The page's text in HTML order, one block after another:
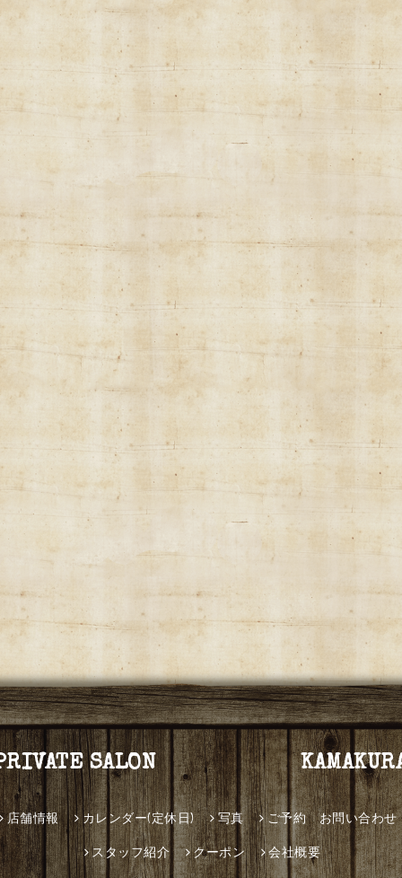
SALON
店舗情報 カレンダー(定休日) 写真 ご予約 お問い合わせ
スタッフ紹介 クーポン 会社概要